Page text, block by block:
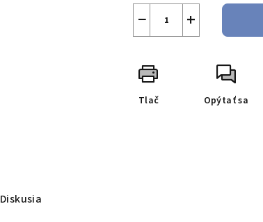
+
−
Tlač Opýtať sa
Diskusia